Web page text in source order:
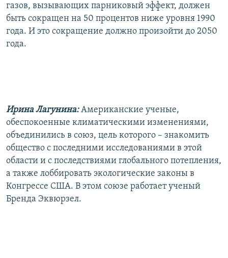
газов, вызывающих парниковый эффект, должен
быть сокращен на 50 процентов ниже уровня 1990
года. И это сокращение должно произойти до 2050
года.
Ирина Лагунина:Американские ученые,
обеспокоенные климатическими изменениями,
объединились в союз, цель которого – знакомить
общество с последними исследованиями в этой
области и с последствиями глобального потепления,
а также лоббировать экологические законы в
Конгрессе США. В этом союзе работает ученый
Бренда Эквюрзел.